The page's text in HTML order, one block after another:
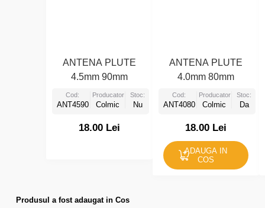
ANTENA PLUTE
4.5mm 90mm
Cod:
ANT4590
Producator:
Colmic
Stoc:
Nu
18.00 Lei
ANTENA PLUTE
4.0mm 80mm
Cod:
ANT4080
Producator:
Colmic
Stoc:
Da
18.00 Lei
ADAUGA IN
COS
Produsul a fost adaugat in Cos